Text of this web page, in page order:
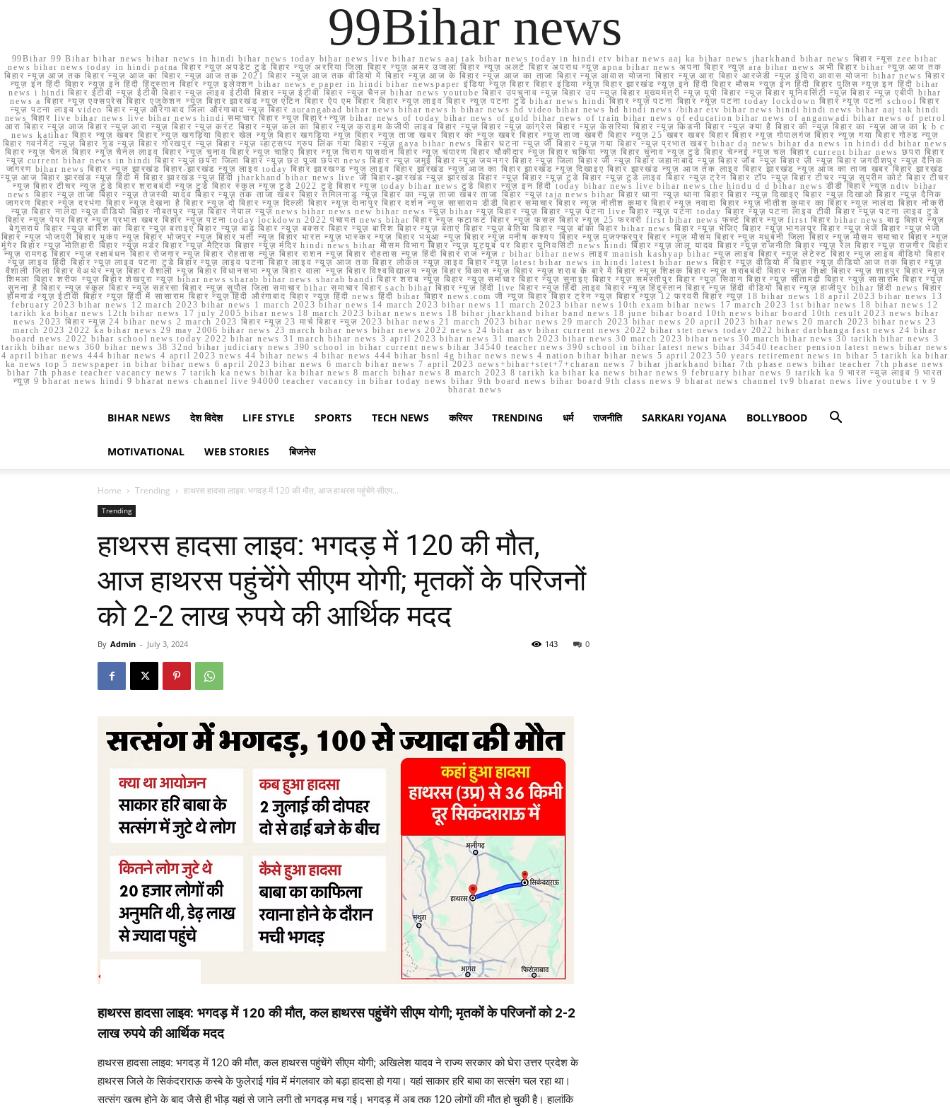
99Bihar news
99Bihar 99 Bihar bihar news bihar news in hindi bihar news today bihar news live bihar news aaj tak bihar news today in hindi etv bihar news aaj ka bihar news jharkhand bihar news बिहार न्यूस zee bihar
news bihar news today in hindi patna बिहार न्यूज़ अपडेट टुडे बिहार न्यूज़ अररिया जिला बिहार न्यूज़ अमर उजाला बिहार न्यूज़ अलर्ट बिहार अपराध न्यूज़ apna bihar news अपना बिहार न्यूज़ ara bihar news अभी बिहार bihar न्यूज़ आज तक
बिहार न्यूज़ आज तक बिहार न्यूज़ आज का बिहार न्यूज़ आज तक 2021 बिहार न्यूज़ आज तक वीडियो में बिहार न्यूज़ आज के बिहार न्यूज़ आज का ताजा बिहार न्यूज़ आवास योजना बिहार न्यूज़ आरा बिहार आरजेडी न्यूज़ इंदिरा आवास योजना bihar news बिहार
न्यूज़ इन हिंदी बिहार न्यूज़ इन हिंदी हिंदुस्तान बिहार न्यूज़ इलेक्शन bihar news e paper in hindi bihar newspaper इंडिया न्यूज़ बिहार बिहार इंडिया न्यूज़ बिहार झारखंड न्यूज़ इन हिंदी बिहार मौसम न्यूज़ इन हिंदी बिहार पुलिस न्यूज़ इन हिंदी bihar
news i hindi बिहार ईटीवी न्यूज़ ईटीवी बिहार न्यूज़ लाइव ईटीवी बिहार न्यूज़ ईटीवी बिहार न्यूज़ चैनल bihar news youtube बिहार उपचुनाव न्यूज़ बिहार उप न्यूज़ बिहार मुख्यमंत्री न्यूज़ यूपी बिहार न्यूज़ बिहार यूनिवर्सिटी न्यूज़ बिहार न्यूज़ एबीपी bihar
news a बिहार न्यूज़ एक्सप्रेस बिहार एजुकेशन न्यूज़ बिहार झारखंड न्यूज़ एटिन बिहार ऐप एम बिहार बिहार न्यूज़ लाइव बिहार न्यूज़ पटना टुडे bihar news hindi बिहार न्यूज़ पटना बिहार न्यूज़ पटना today lockdown बिहार न्यूज़ पटना school बिहार
न्यूज़ पटना लाइव video बिहार न्यूज़ औरंगाबाद जिला औरंगाबाद न्यूज़ बिहार aurangabad bihar news bihar news h bihar news hd video bihar news hd hindi news /bihar etv bihar news hindi hindi news bihar aaj tak hindi
news बिहार live bihar news live bihar news hindi समाचार बिहार न्यूज़ बिहार+न्यूज़ bihar news of today bihar news of gold bihar news of train bihar news of education bihar news of anganwadi bihar news of petrol
आरा बिहार न्यूज़ आज बिहार न्यूज़ आरा न्यूज़ बिहार न्यूज़ करंट बिहार न्यूज़ कल का बिहार न्यूज़ क्राइम केजीपी लाइव बिहार न्यूज़ बिहार न्यूज़ कांग्रेस बिहार न्यूज़ केसरिया बिहार न्यूज़ किडनी बिहार न्यूज़ क्या है बिहार की न्यूज़ बिहार का न्यूज़ आज का k b c
news katihar बिहार न्यूज़ खबर बिहार न्यूज़ खगड़िया बिहार खेल न्यूज़ बिहार खगड़िया न्यूज़ बिहार न्यूज़ ताजा खबर बिहार का न्यूज़ खबर बिहार न्यूज़ ताजा खबरी बिहार न्यूज़ 25 खबर खबर बिहार बिहार न्यूज़ गोपालगंज बिहार न्यूज़ गया बिहार गोल्ड न्यूज़
बिहार गवर्नमेंट न्यूज़ बिहार गुड न्यूज़ बिहार गोरखपुर न्यूज़ बिहार न्यूज़ व्हाट्सप्प ग्रुप लिंक गया बिहार न्यूज़ gaya bihar news बिहार घटना न्यूज़ जी बिहार न्यूज़ गया बिहार न्यूज़ प्रभात खबर bihar da news bihar da news in hindi dd bihar news
बिहार न्यूज़ चैनल बिहार न्यूज़ चैनल लाइव बिहार न्यूज़ चुनाव बिहार न्यूज़ चाहिए बिहार न्यूज़ चिराग पासवान बिहार न्यूज़ चंपारण बिहार चौकीदार न्यूज़ बिहार चकिया न्यूज़ बिहार चुनाव न्यूज़ टुडे बिहार चेन्नई न्यूज़ चल बिहार current bihar news छपरा बिहार
न्यूज़ current bihar news in hindi बिहार न्यूज़ छपरा जिला बिहार न्यूज़ छठ पूजा छपरा news बिहार न्यूज़ जमुई बिहार न्यूज़ जयनगर बिहार न्यूज़ जिला बिहार जी न्यूज़ बिहार जहानाबाद न्यूज़ बिहार जॉब न्यूज़ बिहार ज़ी न्यूज़ बिहार जगदीशपुर न्यूज़ दैनिक
जागरण bihar news बिहार न्यूज़ झारखंड बिहार-झारखंड न्यूज़ लाइव today बिहार झारखण्ड न्यूज़ लाइव बिहार झारखंड न्यूज़ आज का बिहार झारखंड न्यूज़ दिखाइए बिहार झारखंड न्यूज़ आज तक लाइव बिहार झारखंड न्यूज़ आज का ताजा खबर बिहार झारखंड
न्यूज़ आज बिहार झारखंड न्यूज़ हिंदी में बिहार झारखंड न्यूज़ हिंदी jharkhand bihar news live जी बिहार-झारखंड न्यूज़ झारखंड बिहार न्यूज़ बिहार न्यूज़ टुडे बिहार न्यूज़ टुडे लाइव बिहार न्यूज़ ट्रेन बिहार टॉप न्यूज़ बिहार टीचर न्यूज़ सुप्रीम कोर्ट बिहार टीचर
न्यूज़ बिहार टीचर न्यूज़ टुडे बिहार शराबबंदी न्यूज़ टुडे बिहार स्कूल न्यूज़ टुडे 2022 टुडे बिहार न्यूज़ today bihar news टुडे बिहार न्यूज़ इन हिंदी today bihar news live bihar news the hindu d d bihar news डीडी बिहार न्यूज़ ndtv bihar
news बिहार न्यूज़ ताजा बिहार न्यूज़ तेजस्वी यादव बिहार न्यूज़ तक ताजा खबर बिहार तमिलनाडु न्यूज़ बिहार का न्यूज़ ताजा खबर ताजा बिहार न्यूज़ taja news bihar बिहार थाना न्यूज़ थाना बिहार बिहार न्यूज़ दिखाइए बिहार न्यूज़ दिखाओ बिहार न्यूज़ दैनिक
जागरण बिहार न्यूज़ दरभंगा बिहार न्यूज़ देखना है बिहार न्यूज़ दो बिहार न्यूज़ दिल्ली बिहार न्यूज़ दानापुर बिहार दर्शन न्यूज़ सासाराम डीडी बिहार समाचार बिहार न्यूज़ नीतीश कुमार बिहार न्यूज़ नवादा बिहार न्यूज़ नीतीश कुमार का बिहार न्यूज़ नालंदा बिहार नौकरी
न्यूज़ बिहार नालंदा न्यूज़ वीडियो बिहार नौबतपुर न्यूज़ बिहार नेपाल न्यूज़ news bihar news new bihar news न्यूज़ bihar न्यूज़ बिहार न्यूज़ बिहार न्यूज़ पटना live बिहार न्यूज़ पटना today बिहार न्यूज़ पटना लाइव टीवी बिहार न्यूज़ पटना लाइव टुडे
बिहार न्यूज़ पेपर बिहार न्यूज़ प्रभात खबर बिहार न्यूज़ पटना today lockdown 2022 पंचायत news bihar बिहार न्यूज़ फटाफट बिहार न्यूज़ फसल बिहार न्यूज़ 25 फरवरी first bihar news फर्स्ट बिहार न्यूज़ first बिहार bihar news बाढ़ बिहार न्यूज़
बेगूसराय बिहार न्यूज़ बारिश का बिहार न्यूज़ बताइए बिहार न्यूज़ बाढ़ बिहार न्यूज़ बक्सर बिहार न्यूज़ बारिश बिहार न्यूज़ बताएं बिहार न्यूज़ बेतिया बिहार न्यूज़ बांका बिहार bihar news बिहार न्यूज़ भेजिए बिहार न्यूज़ भागलपुर बिहार न्यूज़ भेजें बिहार न्यूज़ भेजो
बिहार न्यूज़ भोजपुरी बिहार भूकंप न्यूज़ बिहार भोजपुर न्यूज़ बिहार भर्ती न्यूज़ बिहार भारत न्यूज़ भास्कर न्यूज़ बिहार भभुआ न्यूज़ बिहार न्यूज़ मनीष कश्यप बिहार न्यूज़ मुजफ्फरपुर बिहार न्यूज़ मौसम बिहार न्यूज़ मधुबनी जिला बिहार न्यूज़ मौसम समाचार बिहार न्यूज़
मुंगेर बिहार न्यूज़ मोतिहारी बिहार न्यूज़ मर्डर बिहार न्यूज़ मैट्रिक बिहार न्यूज़ मंदिर hindi news bihar मौसम विभाग बिहार न्यूज़ यूट्यूब पर बिहार यूनिवर्सिटी news hindi बिहार न्यूज़ लालू यादव बिहार न्यूज़ राजनीति बिहार न्यूज़ रेल बिहार न्यूज़ राजगीर बिहार
न्यूज़ रामगढ़ बिहार न्यूज़ रक्षाबंधन बिहार रोजगार न्यूज़ बिहार रोहतास न्यूज़ बिहार राशन न्यूज़ बिहार रोहतास न्यूज़ हिंदी बिहार राज न्यूज़ r bihar bihar news लाइव manish kashyap bihar न्यूज़ लाइव बिहार न्यूज़ लेटेस्ट बिहार न्यूज़ लाइव वीडियो बिहार
न्यूज़ लाइव हिंदी बिहार न्यूज़ लाइव पटना टुडे बिहार न्यूज़ लाइव पटना बिहार लाइव न्यूज़ आज तक बिहार लोकल न्यूज़ लाइव बिहार न्यूज़ latest bihar news in hindi latest bihar news बिहार न्यूज़ वीडियो में बिहार न्यूज़ वीडियो आज तक बिहार न्यूज़
वैशाली जिला बिहार वेअथेर न्यूज़ बिहार वैशाली न्यूज़ बिहार विधानसभा न्यूज़ बिहार वाला न्यूज़ बिहार विश्वविद्यालय न्यूज़ बिहार विकास न्यूज़ बिहार न्यूज़ शराब के बारे में बिहार न्यूज़ शिक्षक बिहार न्यूज़ शराबबंदी बिहार न्यूज़ शिक्षा बिहार न्यूज़ शाहपुर बिहार न्यूज़
शिमला बिहार शरीफ न्यूज़ बिहार शेखपुरा न्यूज़ bihar news sharab bihar news sharab bandi बिहार शराब न्यूज़ बिहार न्यूज़ समाचार बिहार न्यूज़ सुनाइए बिहार न्यूज़ समस्तीपुर बिहार न्यूज़ सिवान बिहार न्यूज़ सीतामढ़ी बिहार न्यूज़ सासाराम बिहार न्यूज़
सुनना है बिहार न्यूज़ स्कूल बिहार न्यूज़ सहरसा बिहार न्यूज़ सुपौल जिला समाचार bihar समाचार बिहार sach bihar बिहार न्यूज़ हिंदी live बिहार न्यूज़ हिंदी लाइव बिहार न्यूज़ हिंदुस्तान बिहार न्यूज़ हिंदी वीडियो बिहार न्यूज़ हाजीपुर bihar हिंदी news बिहार
होमगार्ड न्यूज़ ईटीवी बिहार न्यूज़ हिंदी में सासाराम बिहार न्यूज़ हिंदी औरंगाबाद बिहार न्यूज़ हिंदी news हिंदी bihar बिहार news.com जी न्यूज बिहार बिहार ट्रेन न्यूज़ बिहार न्यूज़ 12 फरवरी बिहार न्यूज़ 18 bihar news 18 april 2023 bihar news 13
february 2023 bihar news 12 march 2023 bihar news 1 march 2023 bihar news 14 march 2023 bihar news 11 march 2023 bihar news 10th exam bihar news 17 march 2023 1st bihar news 18 bihar news 12
tarikh ka bihar news 12th bihar news 17 july 2005 bihar news 18 march 2023 bihar news news 18 bihar jharkhand bihar band news 18 june bihar board 10th news bihar board 10th result 2023 news bihar
news 2023 बिहार न्यूज़ 24 bihar news 2 march 2023 बिहार न्यूज़ 23 मार्च बिहार न्यूज़ 2023 bihar news 21 march 2023 bihar news 29 march 2023 bihar news 20 april 2023 bihar news 20 march 2023 bihar news 23
march 2023 2022 ka bihar news 29 may 2006 bihar news 23 march bihar news bihar news 2022 news 24 bihar asv bihar current news 2022 bihar stet news today 2022 bihar darbhanga fast news 24 bihar
board news 2022 bihar school news today 2022 bihar news 31 march bihar news 3 april 2023 bihar news 31 march 2023 bihar news 30 march 2023 bihar news 30 march bihar news 30 tarikh bihar news 3
tarikh bihar news 360 bihar news 38 32nd bihar judiciary news 390 school in bihar current news bihar 34540 teacher news 390 school in bihar latest news bihar 34540 teacher pension latest news bihar news
4 april bihar news 444 bihar news 4 april 2023 news 44 bihar news 4 bihar news 444 bihar bsnl 4g bihar news news 4 nation bihar bihar news 5 april 2023 50 years retirement news in bihar 5 tarikh ka bihar
ka news top 5 newspaper in bihar bihar news 6 april 2023 bihar news 6 march bihar news 7 april 2023 news+bihar+stet+7+charan news 7 bihar jharkhand bihar 7th phase news bihar teacher 7th phase news
bihar 7th phase teacher vacancy news 7 tarikh ka news bihar ka bihar news 8 march bihar news 8 march 2023 8 tarikh ka bihar ka news bihar news 9 february bihar news 9 tarikh ka 9 भारत न्यूज़ लाइव 9 भारत
न्यूज़ 9 bharat news hindi 9 bharat news channel live 94000 teacher vacancy in bihar today news bihar 9th board news bihar board 9th class news 9 bharat news channel tv9 bharat news live youtube t v 9
bharat news
BIHAR NEWS देश विदेश LIFE STYLE SPORTS TECH NEWS करियर TRENDING धर्म राजनीति SARKARI YOJANA BOLLYBOOD
MOTIVATIONAL WEB STORIES बिजनेस
Home Trending हाथरस हादसा लाइव: भगदड़ में 120 की मौत, आज हाथरस पहुंचेंगे सीएम...
Trending
हाथरस हादसा लाइव: भगदड़ में 120 की मौत,
आज हाथरस पहुंचेंगे सीएम योगी; मृतकों के परिजनों
को 2-2 लाख रुपये की आर्थिक मदद
By Admin - July 3, 2024 0
143
हाथरस हादसा लाइव: भगदड़ में 120 की मौत, कल हाथरस पहुंचेंगे सीएम योगी; मृतकों के परिजनों को 2-2
लाख रुपये की आर्थिक मदद
हाथरस हादसा लाइव: भगदड़ में 120 की मौत, कल हाथरस पहुंचेंगे सीएम योगी; अखिलेश यादव ने राज्य सरकार को घेरा उत्तर प्रदेश के
हाथरस जिले के सिकंदराराऊ कस्बे के फुलेराई गांव में मंगलवार को बड़ा हादसा हो गया। यहां साकार हरि बाबा का सत्संग चल रहा था।
सत्संग खत्म होने के बाद जैसे ही भीड़ यहां से जाने लगी तो भगदड़ मच गई। भगदड़ में अब तक 120 लोगों की मौत हो चुकी है। हालांकि